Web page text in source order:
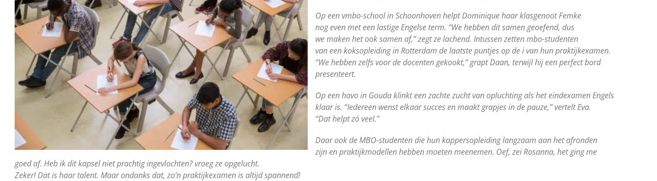
Op een vmbo-school in Schoonhoven helpt Dominique haar klasgenoot Femke
nog even met een lastige Engelse term. “We hebben dit samen geoefend, dus
we maken het ook samen af,” zegt ze lachend. Intussen zetten mbo-studenten
van een koksopleiding in Rotterdam de laatste puntjes op de i van hun praktijkexamen.
“We hebben zelfs voor de docenten gekookt,” grapt Daan, terwijl hij een perfect bord
presenteert.
Op een havo in Gouda klinkt een zachte zucht van opluchting als het eindexamen Engels
klaar is. “Iedereen wenst elkaar succes en maakt grapjes in de pauze,” vertelt Eva.
“Dat helpt zó veel.”
Daar ook de MBO-studenten die hun kappersopleiding langzaam aan het afronden
zijn en praktijkmodellen hebben moeten meenemen. Oef, zei Rosanna, het ging me
goed af. Heb ik dit kapsel niet prachtig ingevlochten? vroeg ze opgelucht.
Zeker! Dat is haar talent. Maar ondanks dat, zo’n praktijkexamen is altijd spannend!